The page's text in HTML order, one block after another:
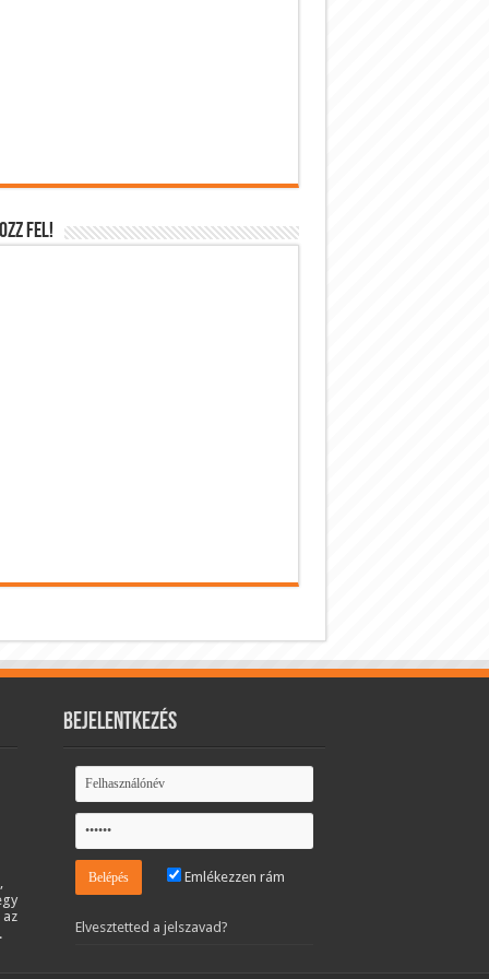
FEL!
Bejelentkezés
Emlékezzen rám
Elvesztetted a jelszavad?